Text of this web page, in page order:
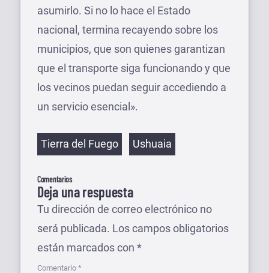
asumirlo. Si no lo hace el Estado
nacional, termina recayendo sobre los
municipios, que son quienes garantizan
que el transporte siga funcionando y que
los vecinos puedan seguir accediendo a
un servicio esencial».
Etiquetas
Tierra del Fuego Ushuaia
Comentarios
Deja una respuesta
Tu dirección de correo electrónico no
será publicada. Los campos obligatorios
están marcados con *
Comentario *